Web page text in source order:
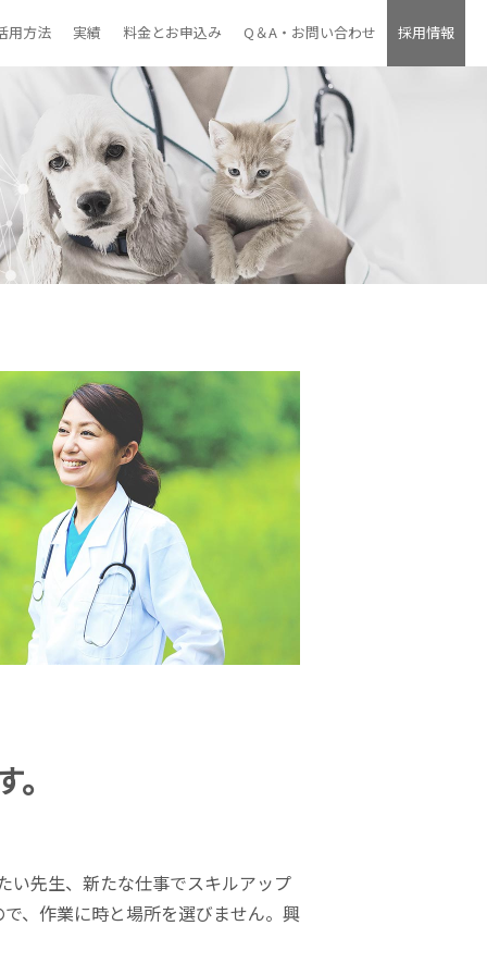
用方法 実績 料金とお申込み Q＆A・お問い合わせ 採用情報
い先生、新たな仕事でスキルアップ
、作業に時と場所を選びません。興